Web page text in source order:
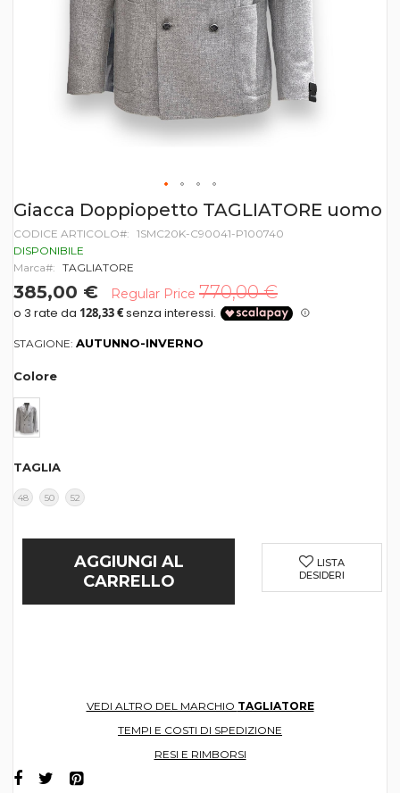
Vai
all'inizio
della
galleria
di
Giacca Doppiopetto TAGLIATORE uomo
CODICE ARTICOLO
1SMC20K-C90041-P100740
DISPONIBILE
Marca
TAGLIATORE
385,00 € Regular Price 770,00 €
STAGIONE: AUTUNNO-INVERNO
Colore
TAGLIA
48 50 52
AGGIUNGI AL
CARRELLO
LISTA
DESIDERI
VEDI ALTRO DEL MARCHIO TAGLIATORE
TEMPI E COSTI DI SPEDIZIONE
RESI E RIMBORSI